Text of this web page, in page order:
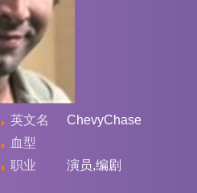
英文名 ChevyChase
血型
职业
演员,编剧